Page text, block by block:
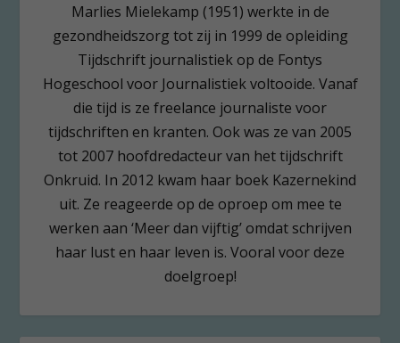
Marlies Mielekamp (1951) werkte in de
gezondheidszorg tot zij in 1999 de opleiding
Tijdschrift journalistiek op de Fontys
Hogeschool voor Journalistiek voltooide. Vanaf
die tijd is ze freelance journaliste voor
tijdschriften en kranten. Ook was ze van 2005
tot 2007 hoofdredacteur van het tijdschrift
Onkruid. In 2012 kwam haar boek Kazernekind
uit. Ze reageerde op de oproep om mee te
werken aan ‘Meer dan vijftig’ omdat schrijven
haar lust en haar leven is. Vooral voor deze
doelgroep!